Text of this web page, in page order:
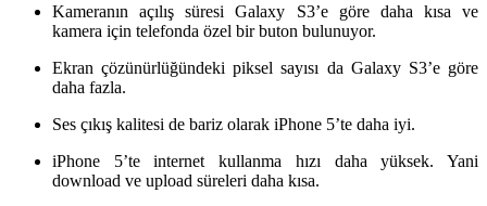
Kameranın açılış süresi Galaxy S3’e göre daha kısa ve
kamera için telefonda özel bir buton bulunuyor.
Ekran çözünürlüğündeki piksel sayısı da Galaxy S3’e göre
daha fazla.
Ses çıkış kalitesi de bariz olarak iPhone 5’te daha iyi.
iPhone 5’te internet kullanma hızı daha yüksek. Yani
download ve upload süreleri daha kısa.